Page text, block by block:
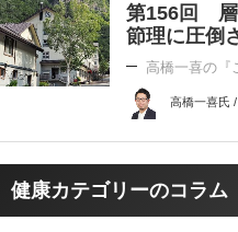
第156回 層
節理に圧倒
高橋一喜の『
高橋一喜氏
健康カテゴリーのコラム